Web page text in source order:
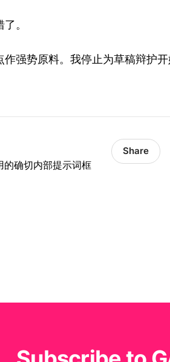
。
强势原料。我停止为草稿辩护开
的确切内部提示词框
Share